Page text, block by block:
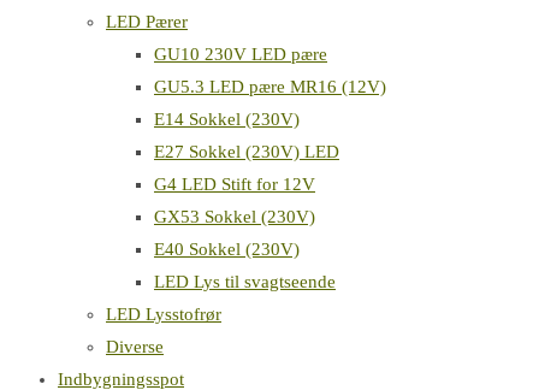
LED Pærer
GU10 230V LED pære
GU5.3 LED pære MR16 (12V)
E14 Sokkel (230V)
E27 Sokkel (230V) LED
G4 LED Stift for 12V
GX53 Sokkel (230V)
E40 Sokkel (230V)
LED Lys til svagtseende
LED Lysstofrør
Diverse
Indbygningsspot